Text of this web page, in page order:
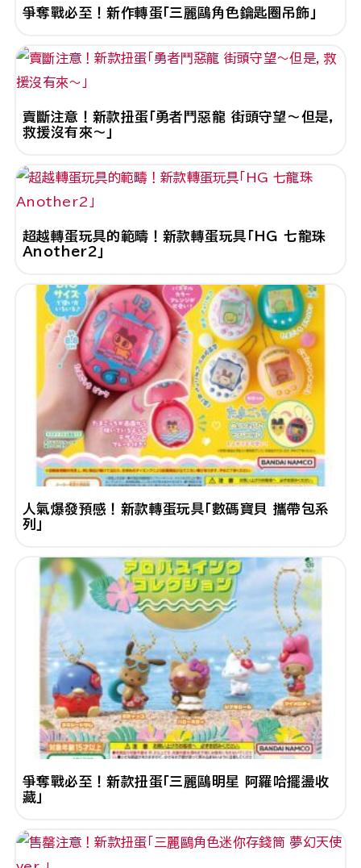
爭奪戰必至！新作轉蛋「三麗鷗角色鑰匙圈吊飾」
賣斷注意！新款扭蛋「勇者鬥惡龍 街頭守望～但是，
救援沒有來～」
超越轉蛋玩具的範疇！新款轉蛋玩具「HG 七龍珠
Another2」
人氣爆發預感！新款轉蛋玩具「數碼寶貝 攜帶包系
列」
爭奪戰必至！新款扭蛋「三麗鷗明星 阿羅哈擺盪收
藏」